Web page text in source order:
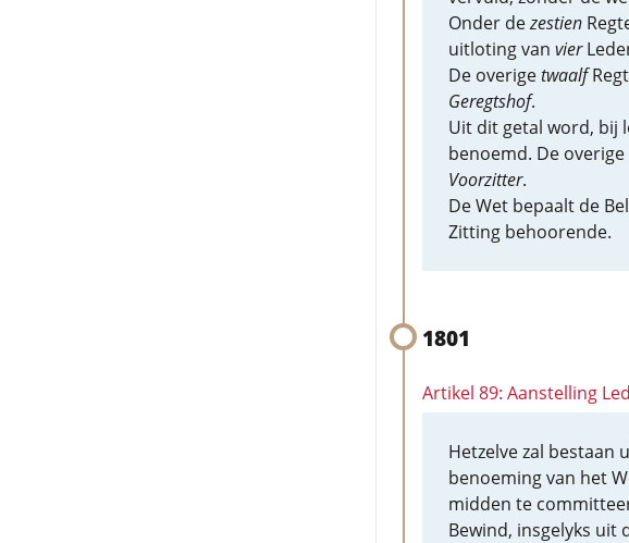
Onder dezestien
uitloting van vier
De overigetwaalf
Geregtshof.
Uit dit getal word, bij
benoemd. De overige
Voorzitter.
De Wet bepaalt de
Zitting behoorende.
1801
Artikel 89: Aanstelling
Hetzelve zal bestaan
benoeming van het
midden te
Bewind, insgelyks uit